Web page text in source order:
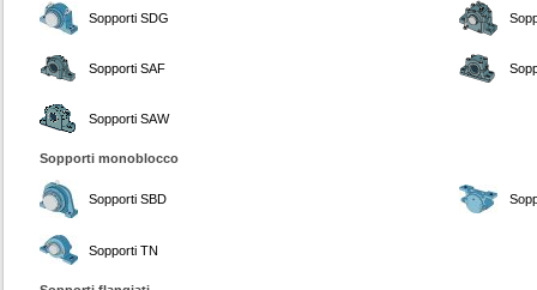
Sopporti SDG
Sopporti SAF
Sopporti SAW
Sopporti monoblocco
Sopporti SBD
Sopporti TN